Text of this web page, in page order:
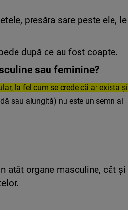
presăra sare peste ele, le
după ce au fost coapte.
sau feminine?
la fel cum se crede că ar exista și
sau alungită) nu este un semn al
atât organe masculine, cât și